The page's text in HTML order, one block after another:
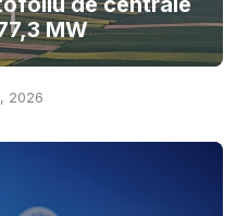
MW
2026